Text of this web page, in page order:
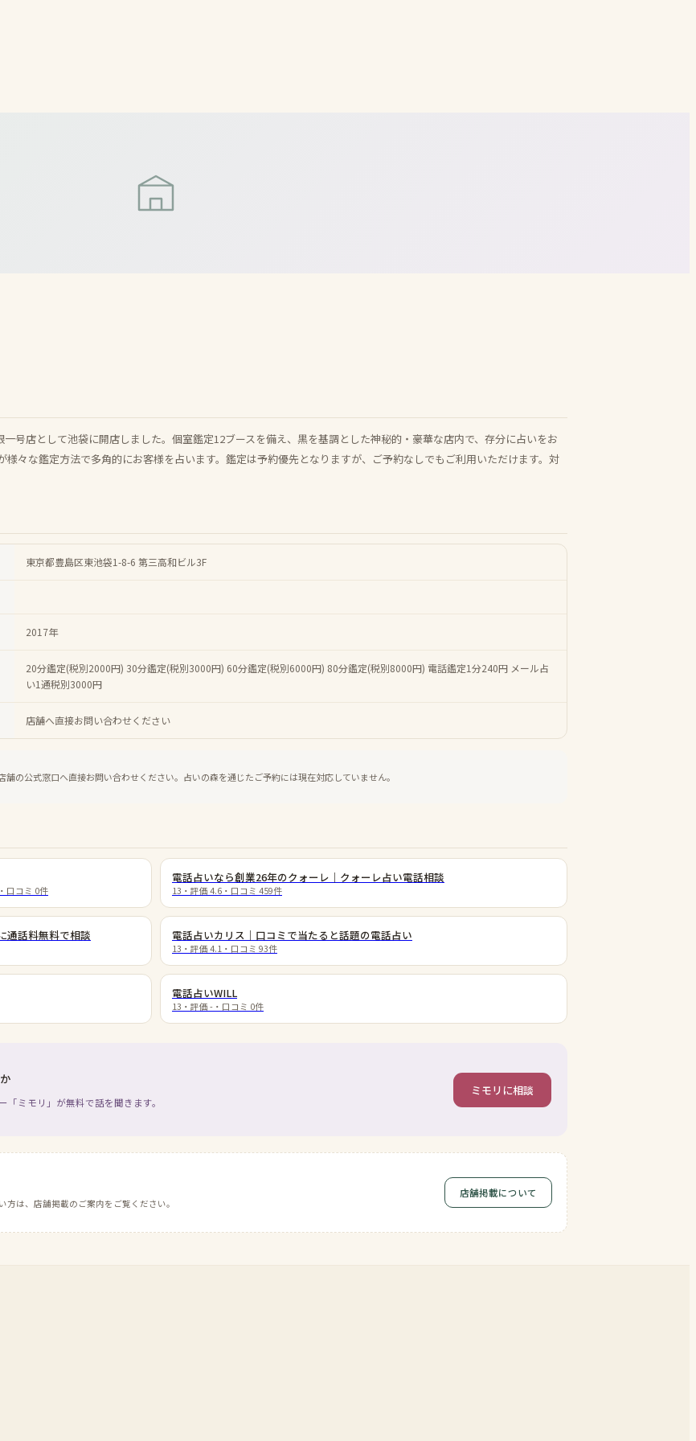
一号店として池袋に開店しました。個室鑑定12ブースを備え、黒を基調とした神秘的・豪華な店内で、存分に占いをお
々な鑑定方法で多角的にお客様を占います。鑑定は予約優先となりますが、ご予約なしでもご利用いただけます。対
東京都豊島区東池袋1-8-6 第三高和ビル3F
2017年
20分鑑定(税別2000円) 30分鑑定(税別3000円) 60分鑑定(税別6000円) 80分鑑定(税別8000円) 電話鑑定1分240円 メール占
い1通税別3000円
店舗へ直接お問い合わせください
の公式窓口へ直接お問い合わせください。占いの森を通じたご予約には現在対応していません。
・口コミ 0件
電話占いなら創業26年のクォーレ｜クォーレ占い電話相談
13 ・評価 4.6 ・口コミ 459件
通話料無料で相談 電話占いカリス｜口コミで当たると話題の電話占い
13 ・評価 4.1 ・口コミ 93件
電話占いWILL
13 ・評価 - ・口コミ 0件
ミモリ」が無料で話を聞きます。
ミモリに相談
は、店舗掲載のご案内をご覧ください。
店舗掲載について